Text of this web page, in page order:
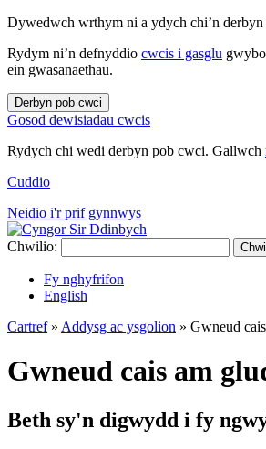
Dywedwch wrthym ni a ydych chi’n derbyn
Rydym ni’n defnyddio cwcis i gasglu
ein gwasanaethau.
Derbyn pob cwci
Gosod dewisiadau cwcis
Rydych chi wedi derbyn pob cwci. Gallwch
Cuddio
Neidio i'r prif gynnwys
Chwilio:
Fy nghyfrifon
English
Cartref» Addysg ac ysgolion » Gwneud
Gwneud cais am
Beth sy'n digwydd i fy